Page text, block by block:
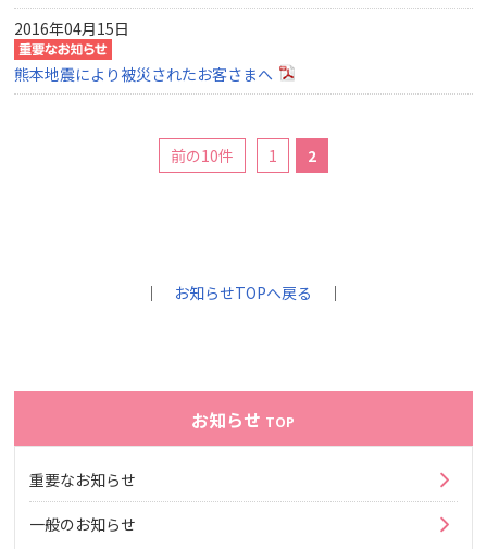
2016年04月15日
熊本地震により被災されたお客さまへ
前の10件 1 2
｜ お知らせTOPへ戻る ｜
お知らせ TOP
重要なお知らせ
一般のお知らせ